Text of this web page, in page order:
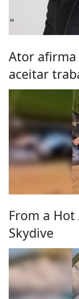
Ator afirma
aceitar
From a
Skydive